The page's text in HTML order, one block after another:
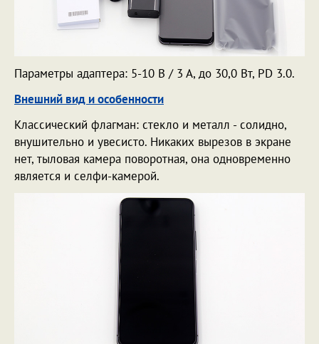
Параметры адаптера: 5-10 В / 3 А, до 30,0 Вт, PD 3.0.
Внешний вид и особенности
Классический флагман: стекло и металл - солидно,
внушительно и увесисто. Никаких вырезов в экране
нет, тыловая камера поворотная, она одновременно
является и селфи-камерой.